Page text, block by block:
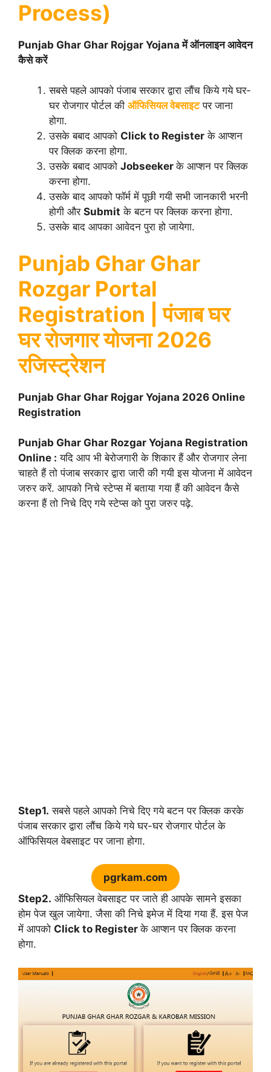
Process)
Punjab Ghar Ghar Rojgar Yojana में ऑनलाइन आवेदन
कैसे करें
सबसे पहले आपको पंजाब सरकार द्वारा लौंच किये गये घर-
घर रोजगार पोर्टल की ऑफिसियल वेबसाइटपर जाना
होगा.
उसके बबाद आपको Click to Register के आप्शन
पर क्लिक करना होगा.
उसके बबाद आपको Jobseekerके आप्शन पर क्लिक
करना होगा.
उसके बाद आपको फॉर्म में पूछी गयी सभी जानकारी भरनी
होगी और Submit के बटन पर क्लिक करना होगा.
उसके बाद आपका आवेदन पुरा हो जायेगा.
Punjab Ghar Ghar
Rozgar Portal
Registration | पंजाब घर
घर रोजगार योजना 2026
रजिस्ट्रेशन
Punjab Ghar Ghar Rojgar Yojana 2026 Online
Registration
Punjab Ghar Ghar Rozgar Yojana Registration
Online : यदि आप भी बेरोजगारी के शिकार हैं और रोजगार लेना
चाहते हैं तो पंजाब सरकार द्वारा जारी की गयी इस योजना में आवेदन
जरुर करें. आपको निचे स्टेप्स में बताया गया हैं की आवेदन कैसे
करना हैं तो निचे दिए गये स्टेप्स को पुरा जरुर पढ़े.
Step1. सबसे पहले आपको निचे दिए गये बटन पर क्लिक करके
पंजाब सरकार द्वारा लौंच किये गये घर-घर रोजगार पोर्टल के
ऑफिसियल वेबसाइट पर जाना होगा.
pgrkam.com
Step2. ऑफिसियल वेबसाइट पर जाते ही आपके सामने इसका
होम पेज खुल जायेगा. जैसा की निचे इमेज में दिया गया हैं. इस पेज
में आपको Click to Registerके आप्शन पर क्लिक करना
होगा.